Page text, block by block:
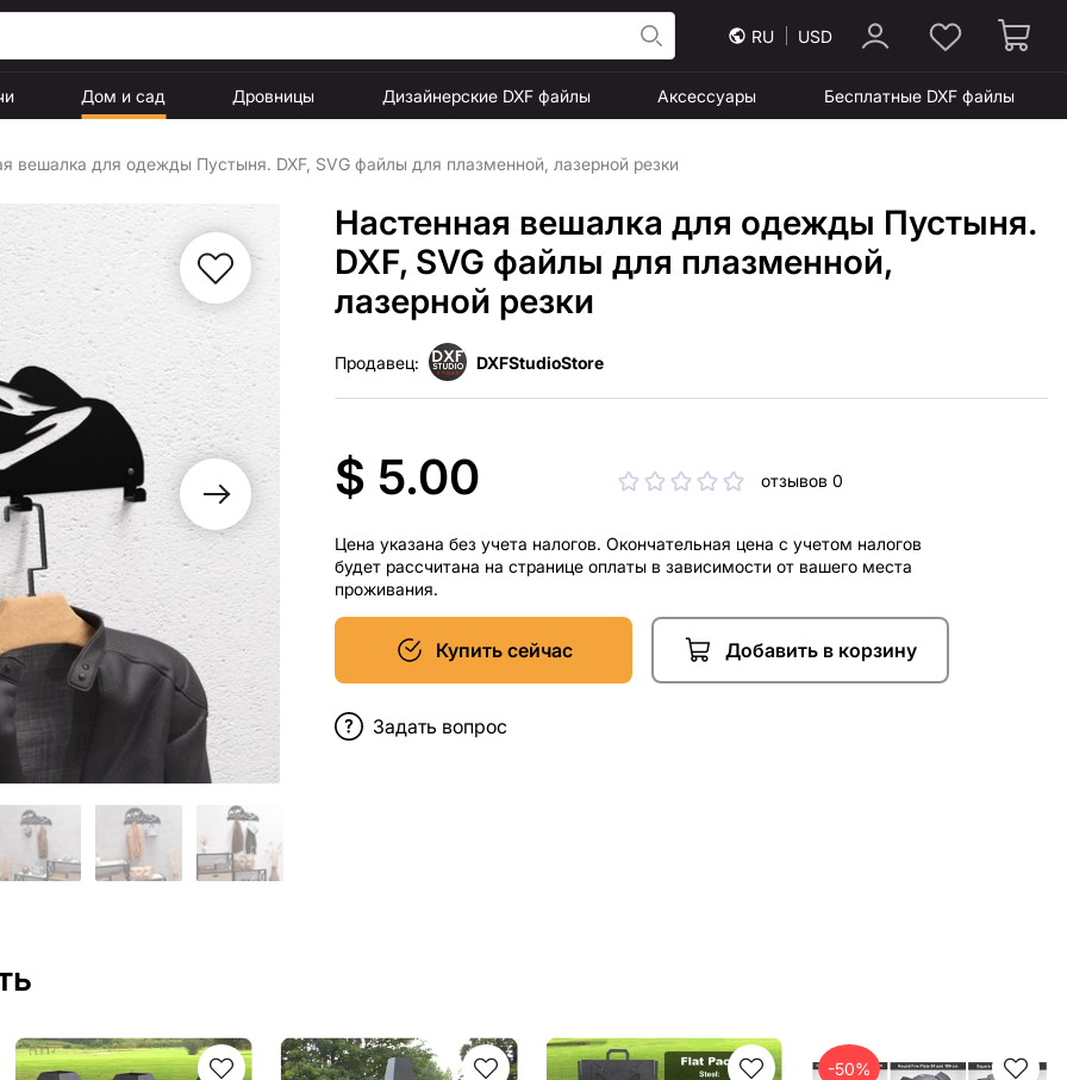
RU USD
Дом и сад Дровницы Дизайнерские DXF файлы Аксессуары Бесплатные DXF файлы
вешалка для одежды Пустыня. DXF, SVG файлы для плазменной, лазерной резки
Настенная вешалка для одежды Пустыня.
DXF, SVG файлы для плазменной,
лазерной резки
Продавец: DXFStudioStore
$ 5.00 отзывов 0
Цена указана без учета налогов. Окончательная цена с учетом налогов
будет рассчитана на странице оплаты в зависимости от вашего места
проживания.
Купить сейчас Добавить в корзину
Задать вопрос
-50%